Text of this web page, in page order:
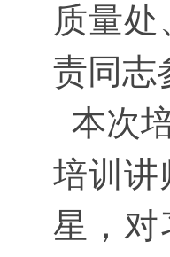
质量
责同志
本次
培训讲
星，对